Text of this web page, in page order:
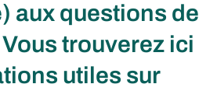
aux questions de
trouverez ici
utiles sur